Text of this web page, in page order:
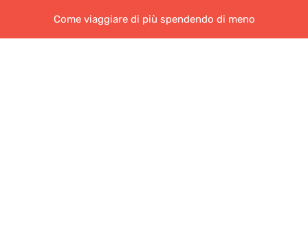
Come viaggiare di più spendendo di meno